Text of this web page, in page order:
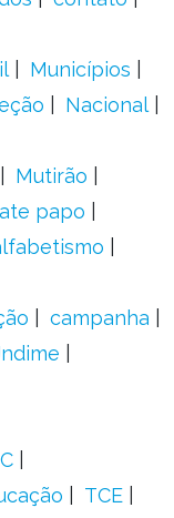
Municípios
Nacional
Mutirão
papo
campanha
TCE